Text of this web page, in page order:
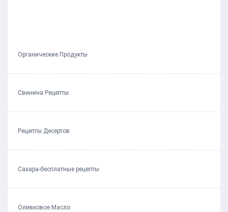
Органические Продукты
Свинина Рецепты
Рецепты Десертов
Сахара-бесплатные рецепты
Оливковое Масло